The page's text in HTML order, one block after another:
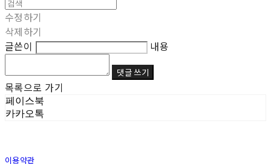
수정하기
삭제하기
글쓴이
내용
댓글 쓰기
목록으로 가기
페이스북
카카오톡
이용약관